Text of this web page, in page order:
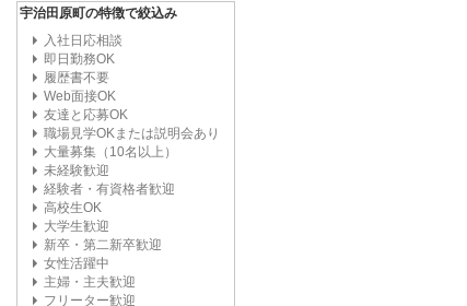
宇治田原町の特徴で絞込み
入社日応相談
即日勤務OK
履歴書不要
Web面接OK
友達と応募OK
職場見学OKまたは説明会あり
大量募集（10名以上）
未経験歓迎
経験者・有資格者歓迎
高校生OK
大学生歓迎
新卒・第二新卒歓迎
女性活躍中
主婦・主夫歓迎
フリーター歓迎